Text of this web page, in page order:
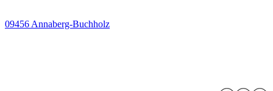
09456 Annaberg-Buchholz